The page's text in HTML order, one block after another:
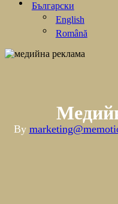
Български
English
Română
By